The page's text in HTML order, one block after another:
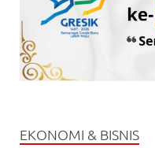
EKONOMI & BISNIS